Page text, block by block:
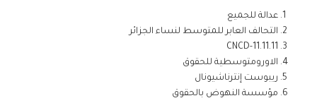
عدالة للجميع
التحالف العابر للمتوسط لنساء الجزائر
CNCD-11.11.11
الاورومتوسطية للحقوق
ريبوست إنترناشيونال
مؤسسة النهوض بالحقوق